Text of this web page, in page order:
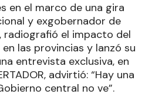
en el marco de una gira
y exgobernador de
radiografió el impacto del
las provincias y lanzó su
entrevista exclusiva, en
advirtió: “Hay una
central no ve”.